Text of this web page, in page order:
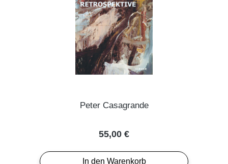
Peter Casagrande
Regulärer Preis:
55,00 €
In den Warenkorb